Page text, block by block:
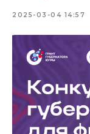
2025-03-04 14:57